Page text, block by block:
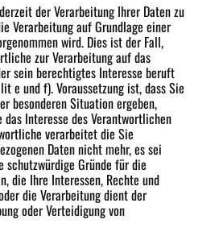
der Verarbeitung Ihrer Daten zu
Verarbeitung auf Grundlage einer
wird. Dies ist der Fall,
zur Verarbeitung auf das
sein berechtigtes Interesse beruft
e und f). Voraussetzung ist, dass Sie
besonderen Situation ergeben,
Interesse des Verantwortlichen
verarbeitet die Sie
Daten nicht mehr, es sei
schutzwürdige Gründe für die
die Ihre Interessen, Rechte und
die Verarbeitung dient der
oder Verteidigung von